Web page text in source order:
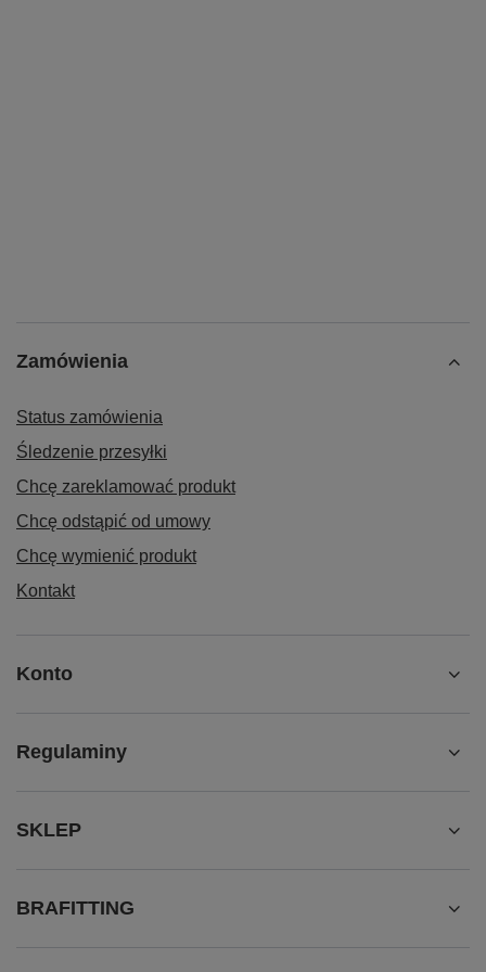
Zamówienia
Status zamówienia
Śledzenie przesyłki
Chcę zareklamować produkt
Chcę odstąpić od umowy
Chcę wymienić produkt
Kontakt
Konto
Regulaminy
SKLEP
BRAFITTING